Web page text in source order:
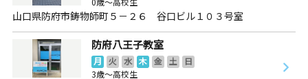
山口県防府市鋳物師町５－２６ 谷口ビル１０３号室
防府八王子教室
月 火 水 木 金 土
日
3歳～高校生